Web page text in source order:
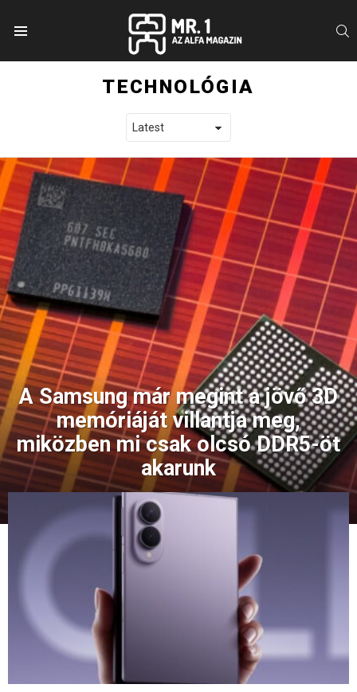
TECHNOLÓGIA
LATEST STORIES
A Samsung már megint a jövő 3D
memóriáját villantja meg,
miközben mi csak olcsó DDR5-öt
akarunk